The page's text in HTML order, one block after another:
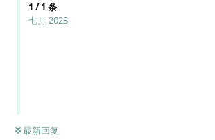
1 /1 条
七月 2023
最新回复